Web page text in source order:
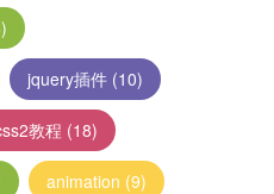
jquery插件 (10)
教程 (18)
animation (9)